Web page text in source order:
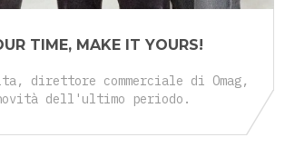
TIME, MAKE IT YOURS!
direttore commerciale di Omag,
dell'ultimo periodo.